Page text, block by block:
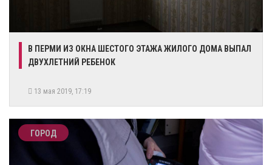
В ПЕРМИ ИЗ ОКНА ШЕСТОГО ЭТАЖА ЖИЛОГО ДОМА ВЫПАЛ
ДВУХЛЕТНИЙ РЕБЕНОК
13 мая 2019, 17:19
ГОРОД